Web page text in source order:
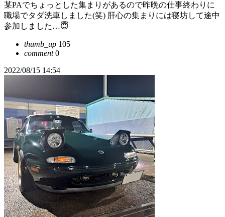
某PAでちょっとした集まりがあるので昨晩の仕事終わりに
職場でタダ洗車しました(笑) 肝心の集まりには寝坊して途中
参加しました…😇
thumb_up 105
comment0
2022/08/15 14:54